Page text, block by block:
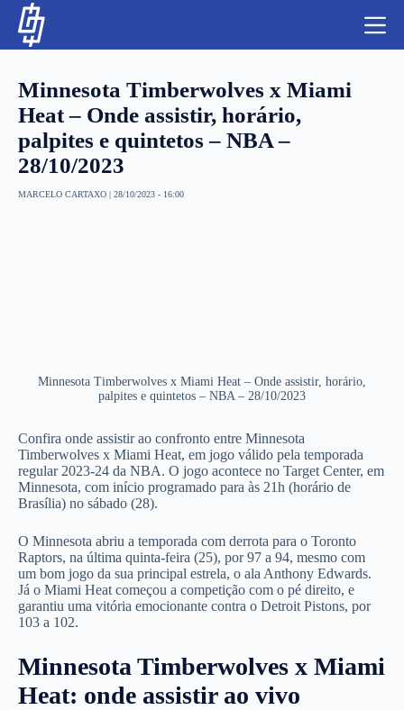
LUTAS E MMA
Minnesota Timberwolves x Miami
Heat – Onde assistir, horário,
palpites e quintetos – NBA –
28/10/2023
MARCELO CARTAXO | 28/10/2023 - 16:00
Minnesota Timberwolves x Miami Heat – Onde assistir, horário,
palpites e quintetos – NBA – 28/10/2023
Confira onde assistir ao confronto entre Minnesota
Timberwolves x Miami Heat, em jogo válido pela temporada
regular 2023-24 da NBA. O jogo acontece no Target Center, em
Minnesota, com início programado para às 21h (horário de
Brasília) no sábado (28).
O Minnesota abriu a temporada com derrota para o Toronto
Raptors, na última quinta-feira (25), por 97 a 94, mesmo com
um bom jogo da sua principal estrela, o ala Anthony Edwards.
Já o Miami Heat começou a competição com o pé direito, e
garantiu uma vitória emocionante contra o Detroit Pistons, por
103 a 102.
Minnesota Timberwolves x Miami
Heat: onde assistir ao vivo